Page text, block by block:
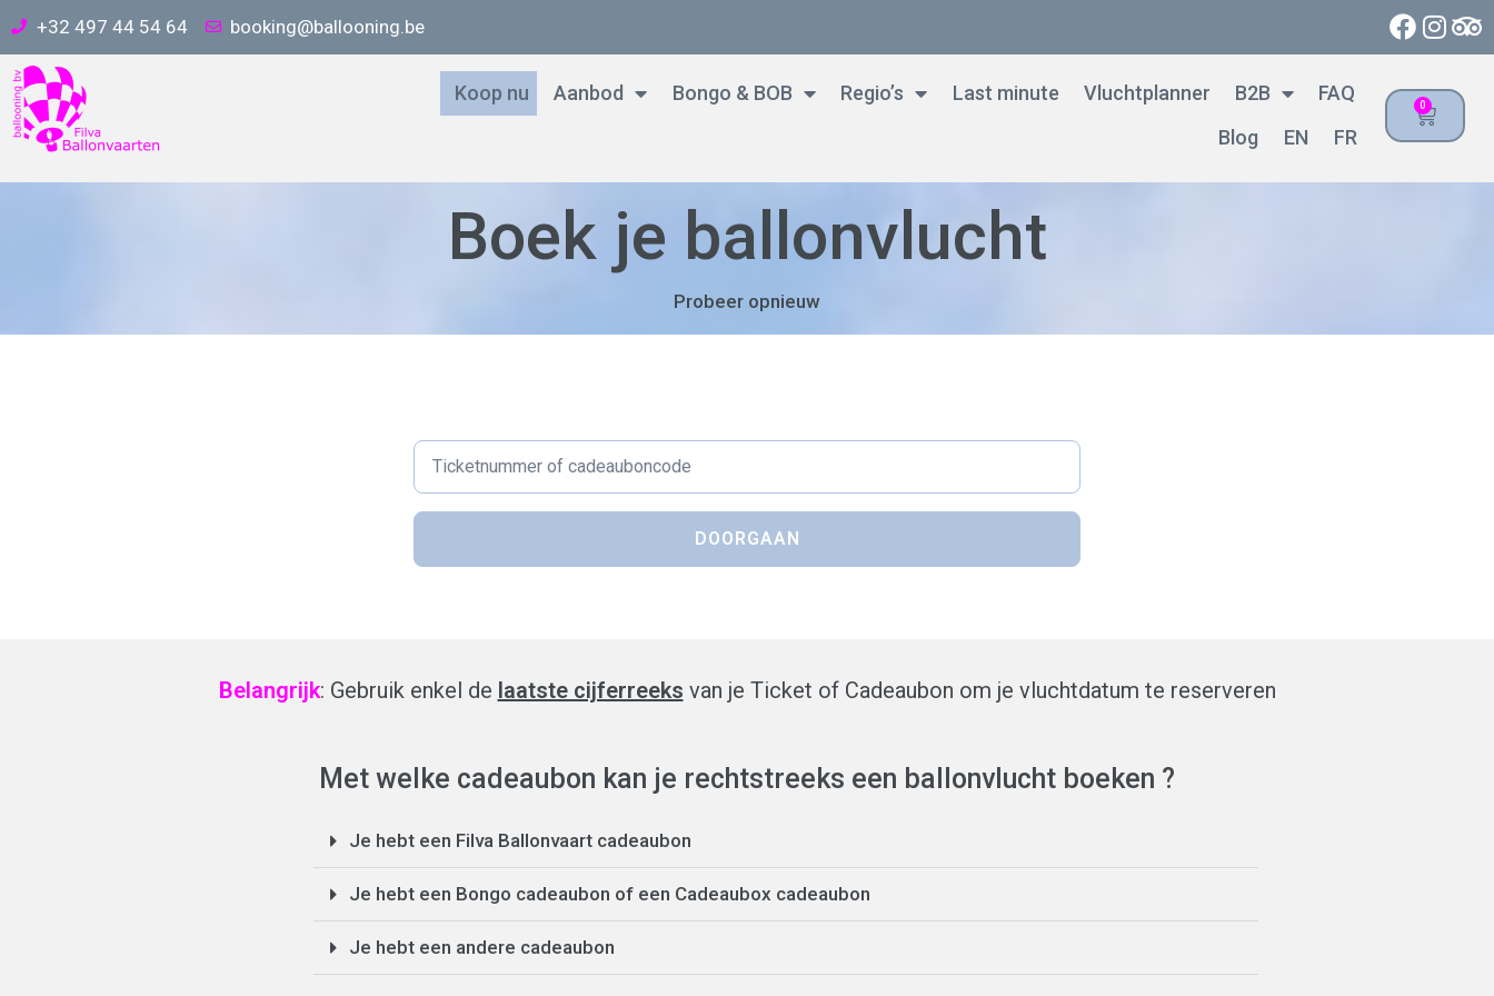
+32 497 44 54 64 booking@ballooning.be
Koop nu Aanbod Bongo & BOB Regio’s Last minute Vluchtplanner B2B
FAQ
Blog
EN FR
0
Boek je ballonvlucht
Probeer opnieuw
Belangrijk: Gebruik enkel de laatste cijferreeks van je Ticket of Cadeaubon om je vluchtdatum te reserveren
Met welke cadeaubon kan je rechtstreeks een ballonvlucht boeken ?
Je hebt een Filva Ballonvaart cadeaubon
Je hebt een Bongo cadeaubon of een Cadeaubox cadeaubon
Je hebt een andere cadeaubon